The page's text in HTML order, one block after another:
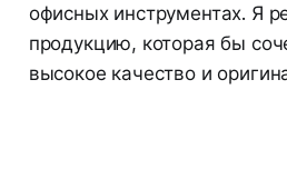
офисных инструментах. Я
продукцию, которая бы
высокое качество и